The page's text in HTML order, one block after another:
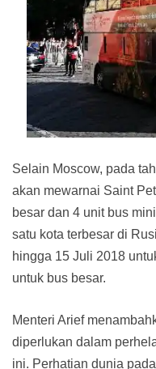
Selain Moscow, pada
akan mewarnai Saint
besar dan 4 unit bus
satu kota terbesar di
hingga 15 Juli 2018
untuk bus besar.
Menteri Arief
diperlukan dalam
ini. Perhatian dunia